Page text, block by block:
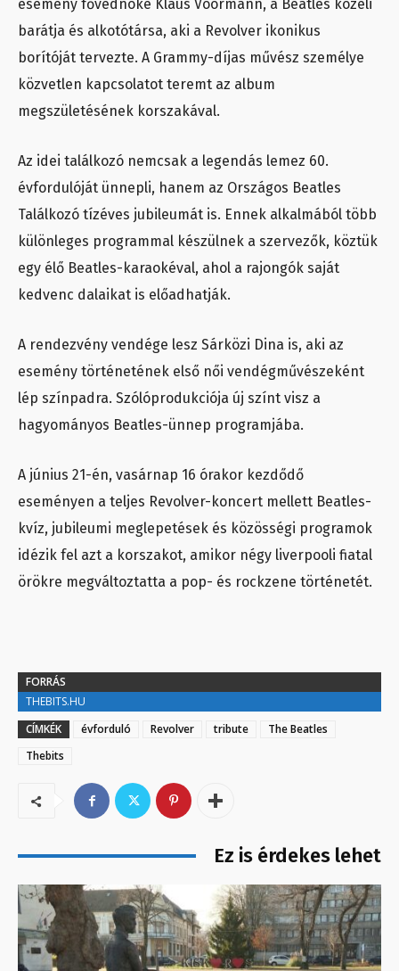
esemény fővédnöke Klaus Voormann, a Beatles közeli
barátja és alkotótársa, aki a Revolver ikonikus
borítóját tervezte. A Grammy-díjas művész személye
közvetlen kapcsolatot teremt az album
megszületésének korszakával.
Az idei találkozó nemcsak a legendás lemez 60.
évfordulóját ünnepli, hanem az Országos Beatles
Találkozó tízéves jubileumát is. Ennek alkalmából több
különleges programmal készülnek a szervezők, köztük
egy élő Beatles-karaokéval, ahol a rajongók saját
kedvenc dalaikat is előadhatják.
A rendezvény vendége lesz Sárközi Dina is, aki az
esemény történetének első női vendégművészeként
lép színpadra. Szólóprodukciója új színt visz a
hagyományos Beatles-ünnep programjába.
A június 21-én, vasárnap 16 órakor kezdődő
eseményen a teljes Revolver-koncert mellett Beatles-
kvíz, jubileumi meglepetések és közösségi programok
idézik fel azt a korszakot, amikor négy liverpooli fiatal
örökre megváltoztatta a pop- és rockzene történetét.
FORRÁS
THEBITS.HU
CÍMKÉK
évforduló Revolver tribute
The Beatles
Thebits
Ez is érdekes lehet